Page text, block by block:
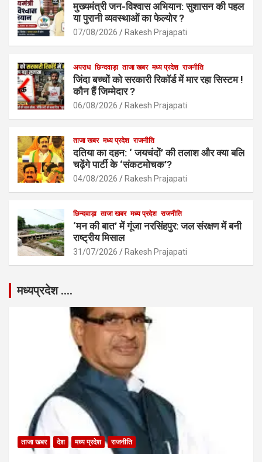
o
o
k
A
p
p
मुख्यमंत्री जन-विश्वास अभियान: सुशासन की पहल
या पुरानी व्यवस्थाओं का फेल्योर ?
07/08/2026 Rakesh Prajapati
अपराध छिन्दवाड़ा ताजा खबर मध्य प्रदेश राजनीति
जिंदा बच्चों को सरकारी रिकॉर्ड में मार रहा सिस्टम !
कौन हैं जिम्मेदार ?
06/08/2026 Rakesh Prajapati
ताजा खबर मध्य प्रदेश राजनीति
दतिया का दहन: ‘ जयचंदों’ की तलाश और क्या बलि
चढ़ेंगे पार्टी के ‘संकटमोचक’?
04/08/2026 Rakesh Prajapati
छिन्दवाड़ा ताजा खबर मध्य प्रदेश राजनीति
‘मन की बात’ में गूंजा नरसिंहपुर: जल संरक्षण में बनी
राष्ट्रीय मिसाल
31/07/2026 Rakesh Prajapati
मध्यप्रदेश ….
ताजा खबर देश मध्य प्रदेश राजनीति